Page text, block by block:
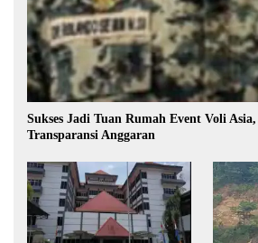
Sukses Jadi Tuan Rumah Event Voli
Transparansi Anggaran